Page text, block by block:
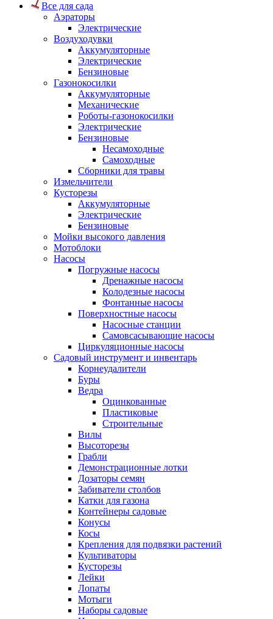
Все для сада
Аэраторы
Электрические
Воздуходувки
Аккумуляторные
Электрические
Бензиновые
Газонокосилки
Аккумуляторные
Механические
Роботы-газонокосилки
Электрические
Бензиновые
Несамоходные
Самоходные
Сборники для травы
Измельчители
Кусторезы
Аккумуляторные
Электрические
Бензиновые
Мойки высокого давления
Мотоблоки
Насосы
Погружные насосы
Дренажные насосы
Колодезные насосы
Фонтанные насосы
Поверхностные насосы
Насосные станции
Самовсасывающие насосы
Циркуляционные насосы
Садовый инструмент и инвентарь
Корнеудалители
Буры
Ведра
Оцинкованные
Пластиковые
Строительные
Вилы
Высоторезы
Грабли
Демонстрационные лотки
Дозаторы семян
Забиватели столбов
Катки для газона
Контейнеры садовые
Конусы
Косы
Крепления для подвязки растений
Культиваторы
Кусторезы
Лейки
Лопаты
Мотыги
Наборы садовые